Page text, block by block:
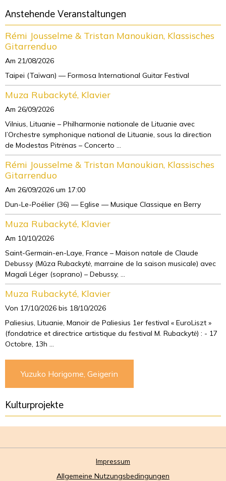
Anstehende Veranstaltungen
Rémi Jousselme & Tristan Manoukian, Klassisches
Gitarrenduo
Am 21/08/2026
Taipei (Taïwan) — Formosa International Guitar Festival
Muza Rubackyté, Klavier
Am 26/09/2026
Vilnius, Lituanie – Philharmonie nationale de Lituanie avec
l’Orchestre symphonique national de Lituanie, sous la direction
de Modestas Pitrėnas – Concerto ...
Rémi Jousselme & Tristan Manoukian, Klassisches
Gitarrenduo
Am 26/09/2026 um 17:00
Dun-Le-Poëlier (36) — Eglise — Musique Classique en Berry
Muza Rubackyté, Klavier
Am 10/10/2026
Saint-Germain-en-Laye, France – Maison natale de Claude
Debussy (Mūza Rubackytė, marraine de la saison musicale) avec
Magali Léger (soprano) – Debussy, ...
Muza Rubackyté, Klavier
Von 17/10/2026 bis 18/10/2026
Paliesius, Lituanie, Manoir de Paliesius 1er festival « EuroLiszt »
(fondatrice et directrice artistique du festival M. Rubackytė) : - 17
Octobre, 13h ...
Yuzuko Horigome, Geigerin
Kulturprojekte
Impressum
Allgemeine Nutzungsbedingungen